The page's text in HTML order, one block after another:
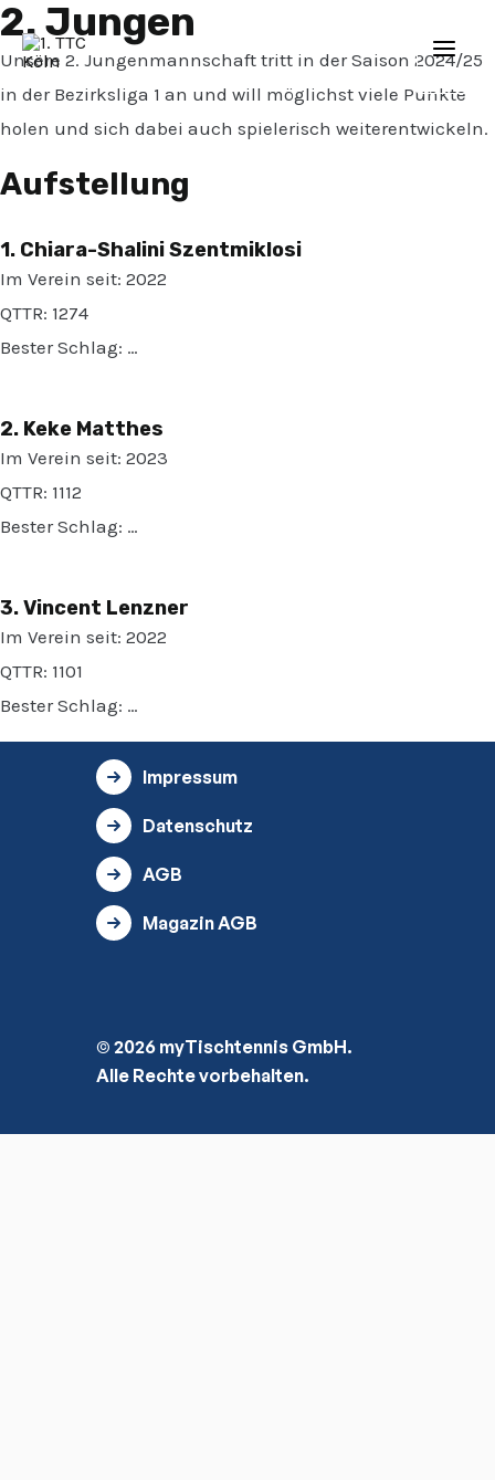
Zum
Inhalt
springen
2. Jungen
Unsere 2. Jungenmannschaft tritt in der Saison 2024/25
in der Bezirksliga 1 an und will möglichst viele Punkte
holen und sich dabei auch spielerisch weiterentwickeln.
Aufstellung
1. Chiara-Shalini Szentmiklosi
Im Verein seit: 2022
QTTR: 1274
Bester Schlag: …
2. Keke Matthes
Im Verein seit: 2023
QTTR: 1112
Bester Schlag: …
3. Vincent Lenzner
Im Verein seit: 2022
QTTR: 1101
Bester Schlag: …